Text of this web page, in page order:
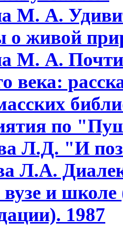
М. А.
о живой
М. А. Почти
века:
по
Л.Д. "И
Л.А.
вузе и
1987